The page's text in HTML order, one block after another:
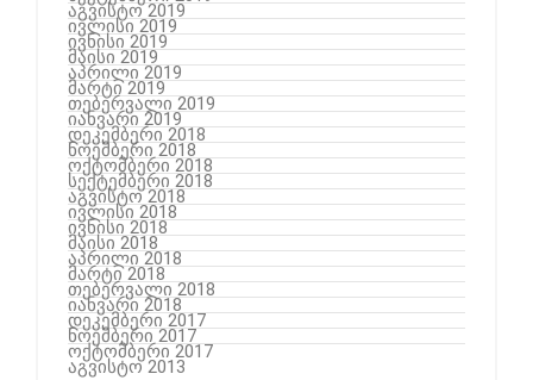
აგვისტო 2019
ივლისი 2019
ივნისი 2019
მაისი 2019
აპრილი 2019
მარტი 2019
თებერვალი 2019
იანვარი 2019
დეკემბერი 2018
ნოემბერი 2018
ოქტომბერი 2018
სექტემბერი 2018
აგვისტო 2018
ივლისი 2018
ივნისი 2018
მაისი 2018
აპრილი 2018
მარტი 2018
თებერვალი 2018
იანვარი 2018
დეკემბერი 2017
ნოემბერი 2017
ოქტომბერი 2017
აგვისტო 2013